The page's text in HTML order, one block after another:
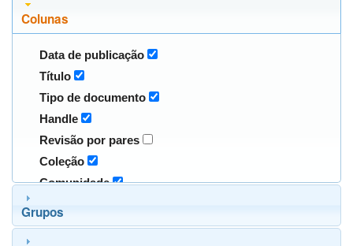
Colunas
Data de publicação
Título
Tipo de documento
Handle
Revisão por pares
Coleção
Comunidade
Grupos